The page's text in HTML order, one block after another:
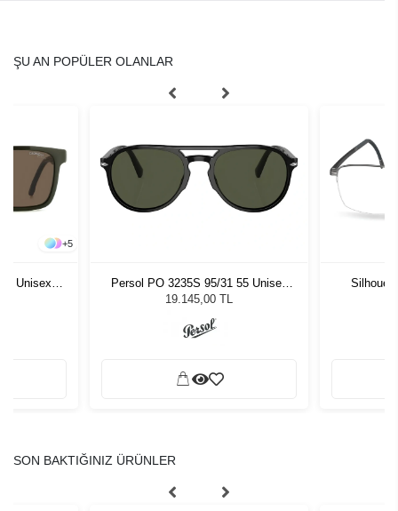
ŞU AN POPÜLER OLANLAR
+5
Unisex
Persol PO 3235S 95/31 55 Unisex
Güneş Gözlüğü
19.145,00 TL
SON BAKTIĞINIZ ÜRÜNLER